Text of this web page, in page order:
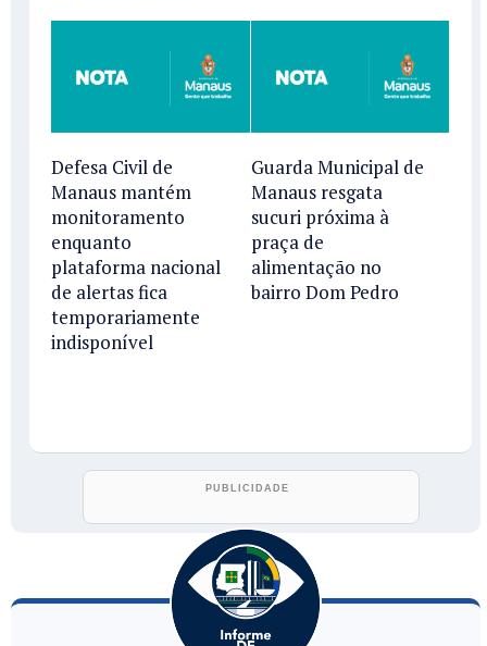
Defesa Civil de
Manaus mantém
monitoramento
enquanto
plataforma nacional
de alertas fica
temporariamente
indisponível
Guarda Municipal de
Manaus resgata
sucuri próxima à
praça de
alimentação no
bairro Dom Pedro